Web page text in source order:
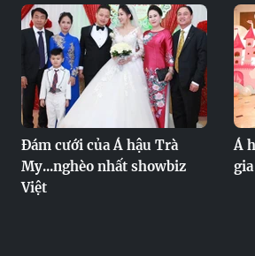
Đám cưới của Á hậu Trà
My...nghèo nhất showbiz
Việt
Á